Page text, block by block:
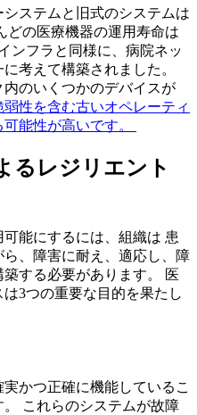
ステムと旧式のシステムは
どの医療機器の運用寿命は
ンフラと同様に、病院ネッ
考えて構築されました。
のいくつかのデバイスが
弱性を含む古いオペレーティ
能性が高いです。
るレジリエント
能にするには、組織は 患
、障害に耐え、適応し、障
する必要があります。 医
3つの重要な目的を果たし
かつ正確に機能しているこ
これらのシステムが故障